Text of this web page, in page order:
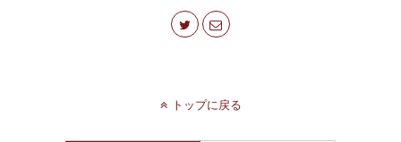
トップに戻る